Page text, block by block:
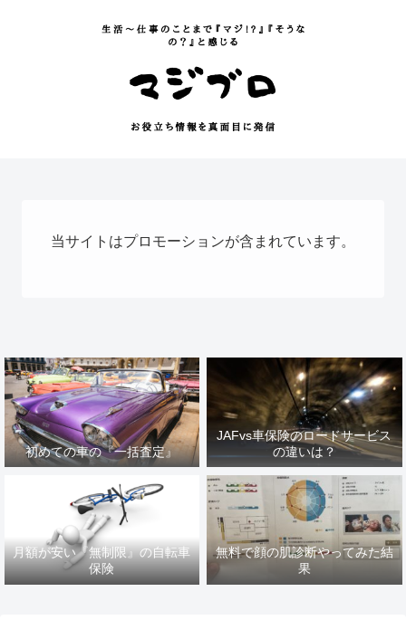
当サイトはプロモーションが含まれています。
初めての車の『一括査定』
JAFvs車保険のロードサービス
の違いは？
月額が安い『無制限』の自転車
保険
無料で顔の肌診断やってみた結
果